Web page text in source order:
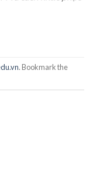
. Bookmark the